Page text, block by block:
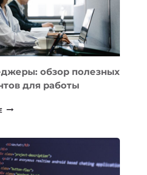
обзор полезных
для работы
ТАСК-
ПОЛЕЗНЫХ
ИНСТРУМЕНТОВ
ДЛЯ